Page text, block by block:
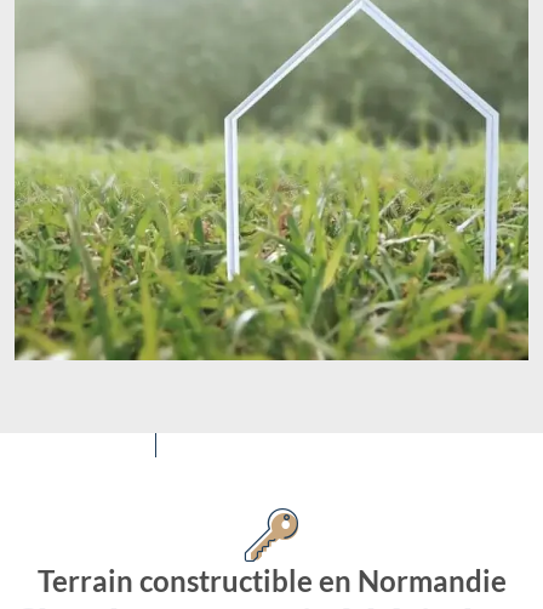
Terrain constructible en Normandie